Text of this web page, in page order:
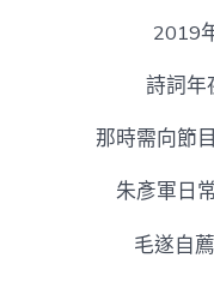
2019
詩詞年
那時需向節
朱彥軍日
毛遂自